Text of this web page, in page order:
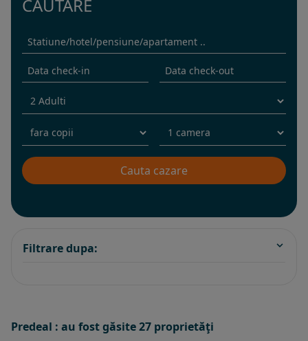
CĂUTARE
Filtrare dupa:
Predeal : au fost găsite 27 proprietăţi